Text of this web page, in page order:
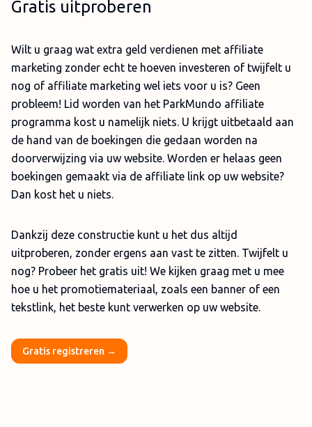
Gratis uitproberen
Wilt u graag wat extra geld verdienen met affiliate
marketing zonder echt te hoeven investeren of twijfelt u
nog of affiliate marketing wel iets voor u is? Geen
probleem! Lid worden van het ParkMundo affiliate
programma kost u namelijk niets. U krijgt uitbetaald aan
de hand van de boekingen die gedaan worden na
doorverwijzing via uw website. Worden er helaas geen
boekingen gemaakt via de affiliate link op uw website?
Dan kost het u niets.
Dankzij deze constructie kunt u het dus altijd
uitproberen, zonder ergens aan vast te zitten. Twijfelt u
nog? Probeer het gratis uit! We kijken graag met u mee
hoe u het promotiemateriaal, zoals een banner of een
tekstlink, het beste kunt verwerken op uw website.
Gratis registreren →